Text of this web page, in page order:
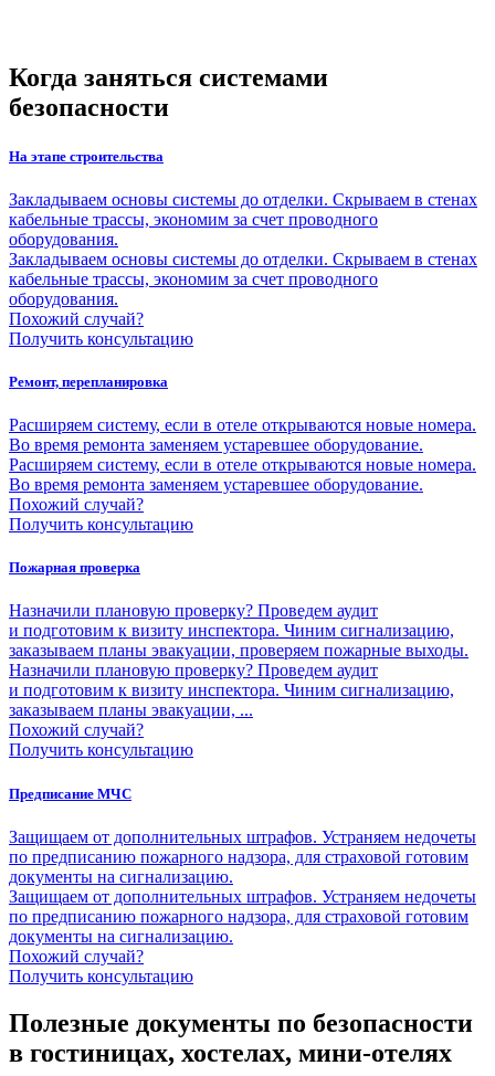
Когда заняться системами
безопасности
На этапе строительства
Закладываем основы системы до отделки. Скрываем в стенах
кабельные трассы, экономим за счет проводного
оборудования.
Закладываем основы системы до отделки. Скрываем в стенах
кабельные трассы, экономим за счет проводного
оборудования.
Похожий случай?
Получить консультацию
Ремонт, перепланировка
Расширяем систему, если в отеле открываются новые номера.
Во время ремонта заменяем устаревшее оборудование.
Расширяем систему, если в отеле открываются новые номера.
Во время ремонта заменяем устаревшее оборудование.
Похожий случай?
Получить консультацию
Пожарная проверка
Назначили плановую проверку? Проведем аудит
и подготовим к визиту инспектора. Чиним сигнализацию,
заказываем планы эвакуации, проверяем пожарные выходы.
Назначили плановую проверку? Проведем аудит
и подготовим к визиту инспектора. Чиним сигнализацию,
заказываем планы эвакуации, ...
Похожий случай?
Получить консультацию
Предписание МЧС
Защищаем от дополнительных штрафов. Устраняем недочеты
по предписанию пожарного надзора, для страховой готовим
документы на сигнализацию.
Защищаем от дополнительных штрафов. Устраняем недочеты
по предписанию пожарного надзора, для страховой готовим
документы на сигнализацию.
Похожий случай?
Получить консультацию
Полезные документы по безопасности
в гостиницах, хостелах, мини-отелях